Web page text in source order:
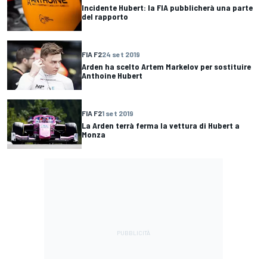
Incidente Hubert: la FIA pubblicherà una parte
del rapporto
FIA F224 set 2019
Arden ha scelto Artem Markelov per sostituire
Anthoine Hubert
FIA F21 set 2019
La Arden terrà ferma la vettura di Hubert a
Monza